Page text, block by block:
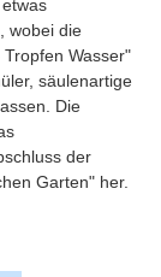
wobei die
Wasser"
säulenartige
Die
der
Garten" her.